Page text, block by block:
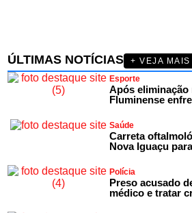
ÚLTIMAS NOTÍCIAS
+ VEJA MAIS
Esporte
Após eliminação
Fluminense
Saúde
Carreta
Nova Iguaçu
Polícia
Preso acusado
médico e tratar